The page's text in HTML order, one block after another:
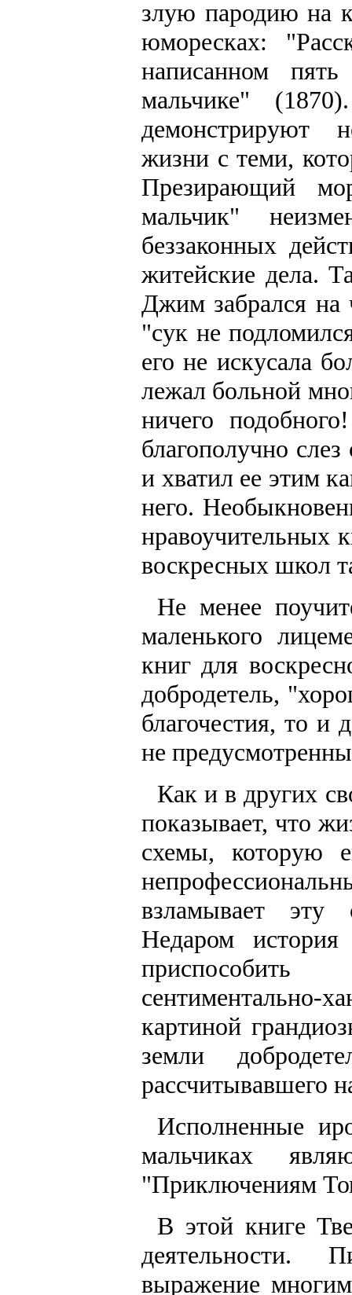
злую пародию на
юморесках:
написанном
мальчике"
демонстрируют
жизни с теми,
Презирающий
мальчик"
беззаконных
житейские дела.
Джим забрался
"сук не
его не искусала
лежал больной
ничего
благополучно
и хватил ее этим
него.
нравоучительных
воскресных школ
Не менее
маленького
книг для
добродетель,
благочестия, то и
не
Как и в других
показывает, что
схемы, которую
взламывает эту
Недаром
картиной
земли
рассчитывавшего
Исполненные
мальчиках
"Приключениям
В этой книге
деятельности.
выражение многим